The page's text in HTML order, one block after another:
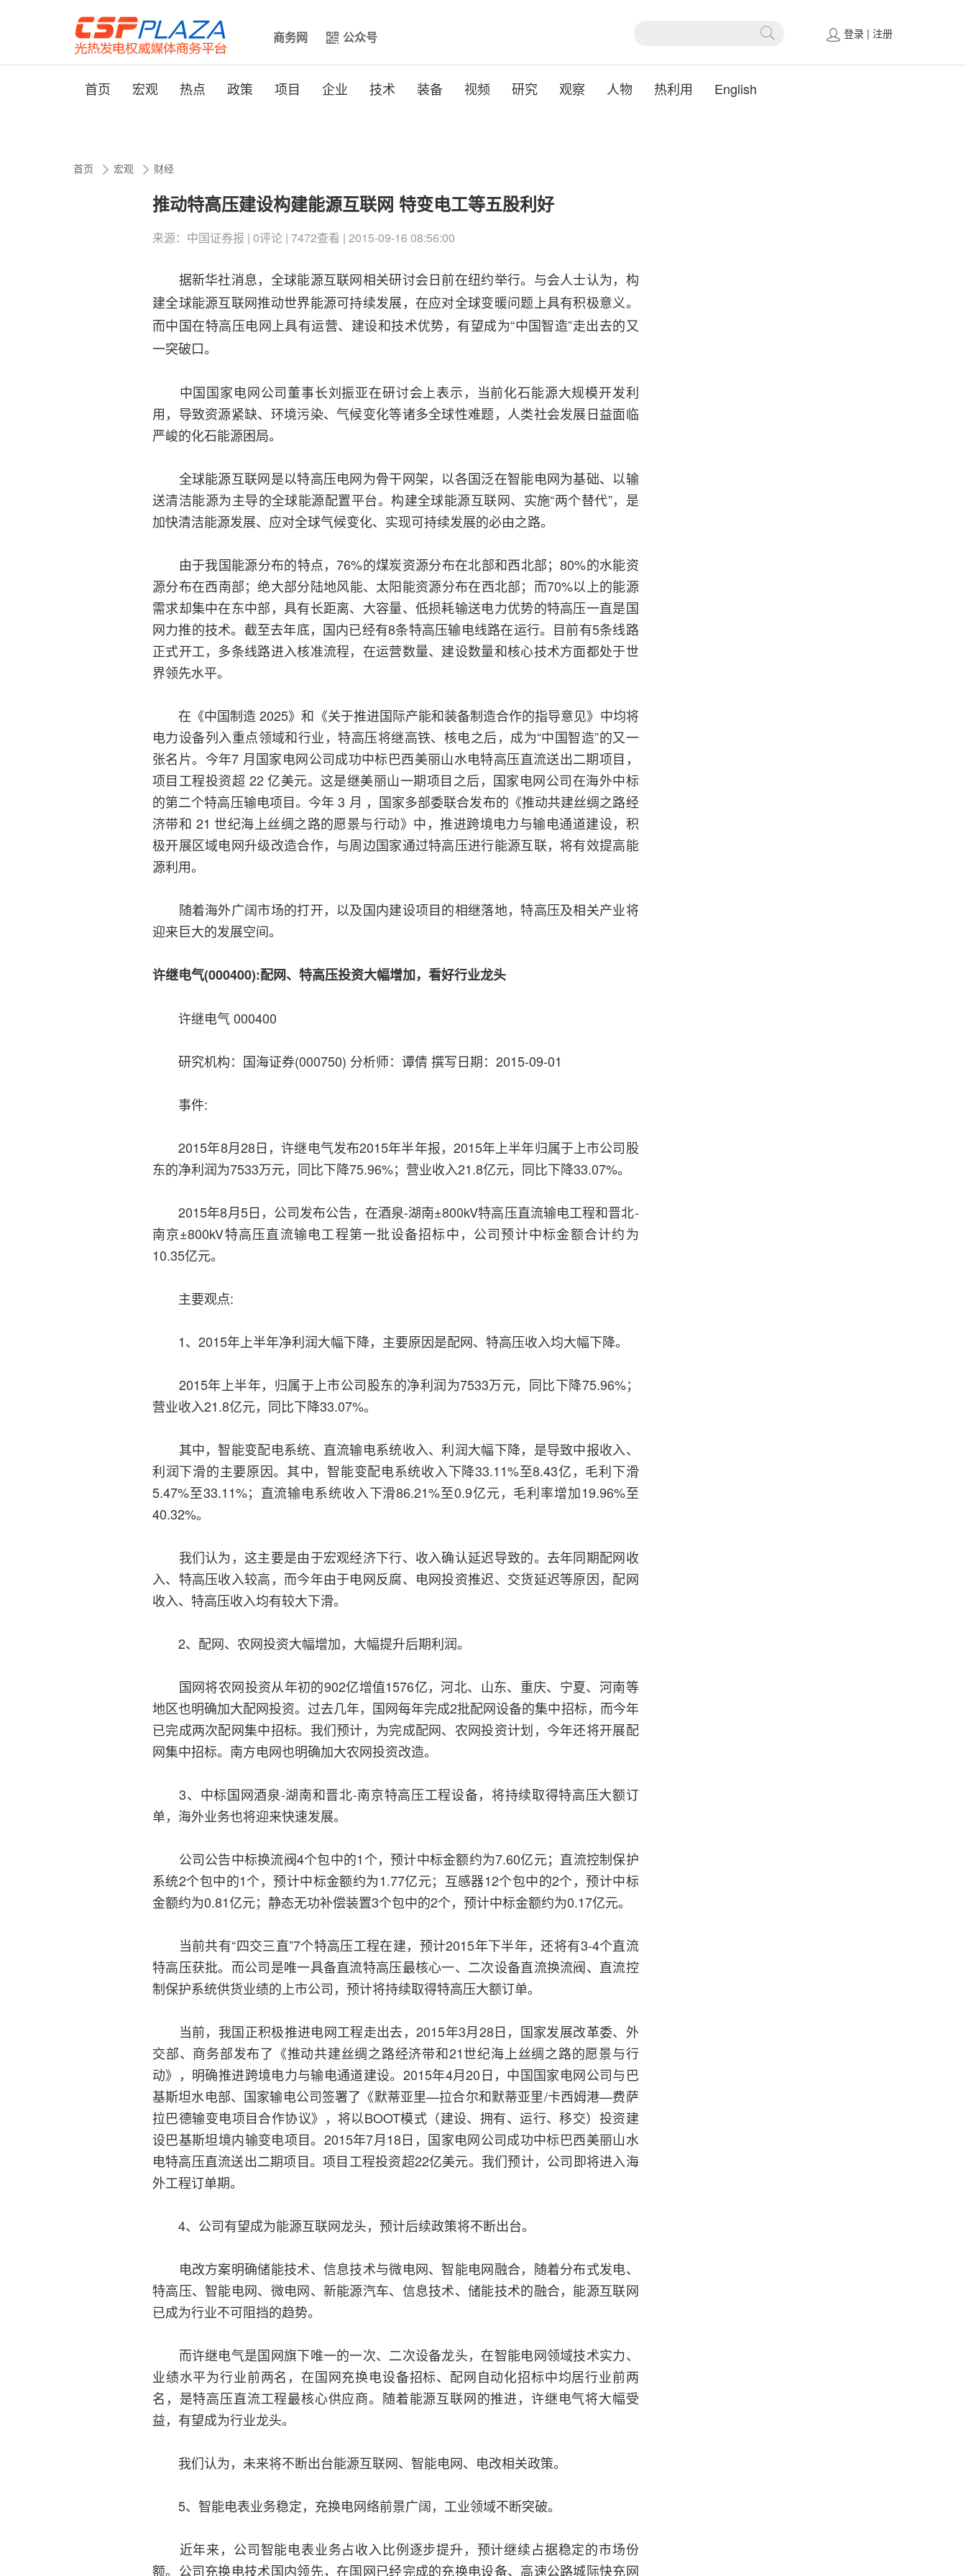
商务网 公众号 登录 | 注册
首页 宏观 热点 政策 项目 企业 技术 装备 视频 研究 观察 人物 热利用 English
首页 宏观 财经
推动特高压建设构建能源互联网 特变电工等五股利好
来源：中国证券报 | 0评论 | 7472查看 | 2015-09-16 08:56:00
据新华社消息，全球能源互联网相关研讨会日前在纽约举行。与会人士认为，构
建全球能源互联网推动世界能源可持续发展，在应对全球变暖问题上具有积极意义。
而中国在特高压电网上具有运营、建设和技术优势，有望成为“中国智造”走出去的又
一突破口。
中国国家电网公司董事长刘振亚在研讨会上表示，当前化石能源大规模开发利
用，导致资源紧缺、环境污染、气候变化等诸多全球性难题，人类社会发展日益面临
严峻的化石能源困局。
全球能源互联网是以特高压电网为骨干网架，以各国泛在智能电网为基础、以输
送清洁能源为主导的全球能源配置平台。构建全球能源互联网、实施“两个替代”，是
加快清洁能源发展、应对全球气候变化、实现可持续发展的必由之路。
由于我国能源分布的特点，76%的煤炭资源分布在北部和西北部；80%的水能资
源分布在西南部；绝大部分陆地风能、太阳能资源分布在西北部；而70%以上的能源
需求却集中在东中部，具有长距离、大容量、低损耗输送电力优势的特高压一直是国
网力推的技术。截至去年底，国内已经有8条特高压输电线路在运行。目前有5条线路
正式开工，多条线路进入核准流程，在运营数量、建设数量和核心技术方面都处于世
界领先水平。
在《中国制造 2025》和《关于推进国际产能和装备制造合作的指导意见》中均将
电力设备列入重点领域和行业，特高压将继高铁、核电之后，成为“中国智造”的又一
张名片。今年7 月国家电网公司成功中标巴西美丽山水电特高压直流送出二期项目，
项目工程投资超 22 亿美元。这是继美丽山一期项目之后，国家电网公司在海外中标
的第二个特高压输电项目。今年 3 月 ，国家多部委联合发布的《推动共建丝绸之路经
济带和 21 世纪海上丝绸之路的愿景与行动》中，推进跨境电力与输电通道建设，积
极开展区域电网升级改造合作，与周边国家通过特高压进行能源互联，将有效提高能
源利用。
随着海外广阔市场的打开，以及国内建设项目的相继落地，特高压及相关产业将
迎来巨大的发展空间。
许继电气(000400):配网、特高压投资大幅增加，看好行业龙头
许继电气 000400
研究机构：国海证券(000750) 分析师：谭倩 撰写日期：2015-09-01
事件:
2015年8月28日，许继电气发布2015年半年报，2015年上半年归属于上市公司股
东的净利润为7533万元，同比下降75.96%；营业收入21.8亿元，同比下降33.07%。
2015年8月5日，公司发布公告，在酒泉-湖南±800kV特高压直流输电工程和晋北-
南京±800kV特高压直流输电工程第一批设备招标中，公司预计中标金额合计约为
10.35亿元。
主要观点:
1、2015年上半年净利润大幅下降，主要原因是配网、特高压收入均大幅下降。
2015年上半年，归属于上市公司股东的净利润为7533万元，同比下降75.96%；
营业收入21.8亿元，同比下降33.07%。
其中，智能变配电系统、直流输电系统收入、利润大幅下降，是导致中报收入、
利润下滑的主要原因。其中，智能变配电系统收入下降33.11%至8.43亿，毛利下滑
5.47%至33.11%；直流输电系统收入下滑86.21%至0.9亿元，毛利率增加19.96%至
40.32%。
我们认为，这主要是由于宏观经济下行、收入确认延迟导致的。去年同期配网收
入、特高压收入较高，而今年由于电网反腐、电网投资推迟、交货延迟等原因，配网
收入、特高压收入均有较大下滑。
2、配网、农网投资大幅增加，大幅提升后期利润。
国网将农网投资从年初的902亿增值1576亿，河北、山东、重庆、宁夏、河南等
地区也明确加大配网投资。过去几年，国网每年完成2批配网设备的集中招标，而今年
已完成两次配网集中招标。我们预计，为完成配网、农网投资计划，今年还将开展配
网集中招标。南方电网也明确加大农网投资改造。
3、中标国网酒泉-湖南和晋北-南京特高压工程设备，将持续取得特高压大额订
单，海外业务也将迎来快速发展。
公司公告中标换流阀4个包中的1个，预计中标金额约为7.60亿元；直流控制保护
系统2个包中的1个，预计中标金额约为1.77亿元；互感器12个包中的2个，预计中标
金额约为0.81亿元；静态无功补偿装置3个包中的2个，预计中标金额约为0.17亿元。
当前共有“四交三直”7个特高压工程在建，预计2015年下半年，还将有3-4个直流
特高压获批。而公司是唯一具备直流特高压最核心一、二次设备直流换流阀、直流控
制保护系统供货业绩的上市公司，预计将持续取得特高压大额订单。
当前，我国正积极推进电网工程走出去，2015年3月28日，国家发展改革委、外
交部、商务部发布了《推动共建丝绸之路经济带和21世纪海上丝绸之路的愿景与行
动》，明确推进跨境电力与输电通道建设。2015年4月20日，中国国家电网公司与巴
基斯坦水电部、国家输电公司签署了《默蒂亚里—拉合尔和默蒂亚里/卡西姆港—费萨
拉巴德输变电项目合作协议》，将以BOOT模式（建设、拥有、运行、移交）投资建
设巴基斯坦境内输变电项目。2015年7月18日，国家电网公司成功中标巴西美丽山水
电特高压直流送出二期项目。项目工程投资超22亿美元。我们预计，公司即将进入海
外工程订单期。
4、公司有望成为能源互联网龙头，预计后续政策将不断出台。
电改方案明确储能技术、信息技术与微电网、智能电网融合，随着分布式发电、
特高压、智能电网、微电网、新能源汽车、信息技术、储能技术的融合，能源互联网
已成为行业不可阻挡的趋势。
而许继电气是国网旗下唯一的一次、二次设备龙头，在智能电网领域技术实力、
业绩水平为行业前两名，在国网充换电设备招标、配网自动化招标中均居行业前两
名，是特高压直流工程最核心供应商。随着能源互联网的推进，许继电气将大幅受
益，有望成为行业龙头。
我们认为，未来将不断出台能源互联网、智能电网、电改相关政策。
5、智能电表业务稳定，充换电网络前景广阔，工业领域不断突破。
近年来，公司智能电表业务占收入比例逐步提升，预计继续占据稳定的市场份
额。公司充换电技术国内领先，在国网已经完成的充换电设备、高速公路城际快充网